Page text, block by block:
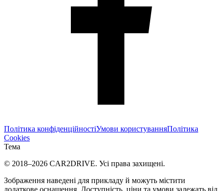
Політика конфіденційностіУмови користуванняПолітика
Cookies
Тема
© 2018–2026 CAR2DRIVE. Усі права захищені.
Зображення наведені для прикладу й можуть містити
додаткове оснащення. Доступність, ціни та умови залежать від